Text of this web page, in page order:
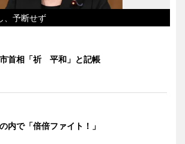
、予断せず
首相「祈 平和」と記帳
内で「倍倍ファイト！」